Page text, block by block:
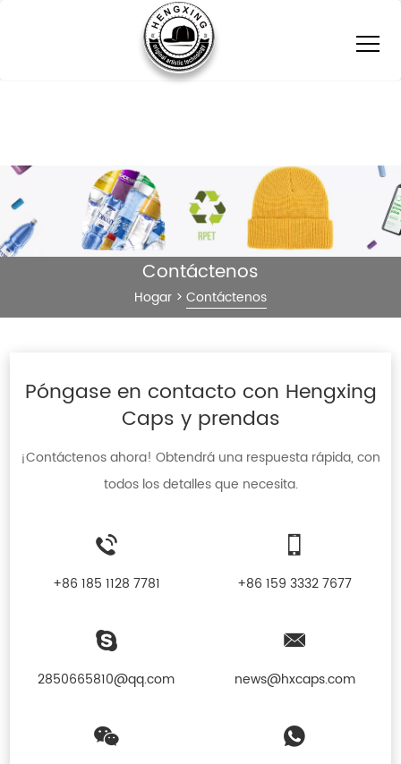
Contáctenos
Hogar > Contáctenos
Póngase en contacto con Hengxing
Caps y prendas
¡Contáctenos ahora! Obtendrá una respuesta rápida, con
todos los detalles que necesita.
+86 185 1128 7781 +86 159 3332 7677
2850665810@qq.com news@hxcaps.com